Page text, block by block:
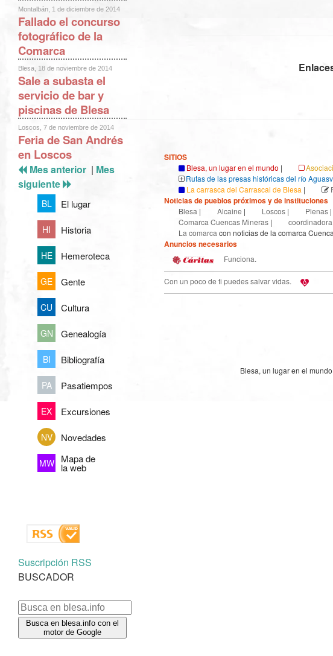
Montalbán, 1 de diciembre de 2014
Fallado el concurso
fotográfico de la
Comarca
Blesa, 18 de noviembre de 2014
Sale a subasta el
servicio de bar y
piscinas de Blesa
Loscos, 7 de noviembre de 2014
Feria de San Andrés
en Loscos
Mes anterior | Mes
siguiente
BL El lugar
HI Historia
HE Hemeroteca
GE Gente
CU Cultura
GN Genealogía
BI Bibliografía
PA Pasatiempos
EX Excursiones
NV Novedades
MW Mapa de
la web
Suscripción RSS
BUSCADOR
Busca en blesa.info con el
motor de Google
SITIOS
Blesa, un lugar en el mundo |
Rutas de las presas históricas del río
La carrasca del Carrascal de Blesa |
Noticias de pueblos próximos y de instituciones
Blesa | Alcaine | Loscos | Plenas |
Comarca Cuencas Mineras |
La comarcacon noticias de la comarca
Anuncios necesarios
Funciona.
Con un poco de ti puedes salvar vidas.
Blesa, un lugar en el mundo